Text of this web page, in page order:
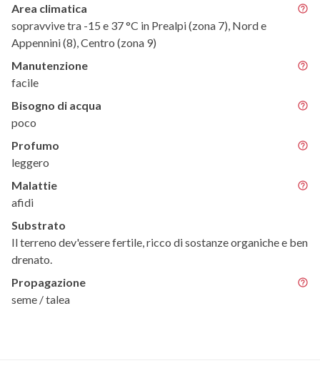
Area climatica
sopravvive tra -15 e 37 °C in Prealpi (zona 7), Nord e
Appennini (8), Centro (zona 9)
Manutenzione
facile
Bisogno di acqua
poco
Profumo
leggero
Malattie
afidi
Substrato
Il terreno dev'essere fertile, ricco di sostanze organiche e ben
drenato.
Propagazione
seme / talea